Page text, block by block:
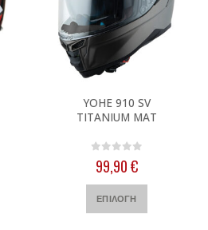
στη σελίδα του προϊόντος
YOHE 910 SV
TITANIUM ΜΑΤ
99,90€
ΕΠΙΛΟΓΉ
Αυτό το προϊόν έχει πολλαπλές παραλλαγές. Οι επιλογές μπορούν να επιλεγούν στη σελίδα του προϊόντος